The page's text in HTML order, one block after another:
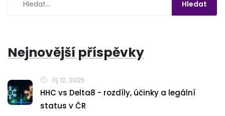
Nejnovější příspěvky
říj 12, 2025
HHC vs Delta8 - rozdíly, účinky a legální
status v ČR